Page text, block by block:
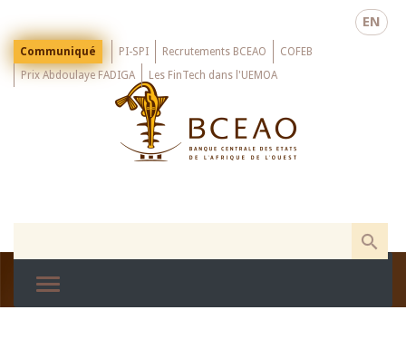
main
EN
Menu
Top
Communiqué PI-SPI Recrutements BCEAO
COFEB
Prix Abdoulaye FADIGA
Les FinTech dans l'UEMOA